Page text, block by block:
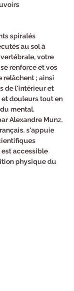
spiralés
au sol à
votre
renforce et vos
relâchent ; ainsi
de l'intérieur et
douleurs tout en
mental.
Alexandre Munz,
s'appuie
accessible
physique du